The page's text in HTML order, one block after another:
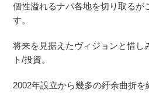
個性溢れるナパ各地を切り取るが
す。
将来を見据えたヴィジョンと惜し
ト/投資。
2002年設立から幾多の紆余曲折を